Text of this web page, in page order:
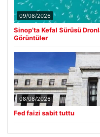
09/08/2026
Sinop’ta Kefal Sürüsü
Görüntüler
08/08/2026
Fed faizi sabit tuttu